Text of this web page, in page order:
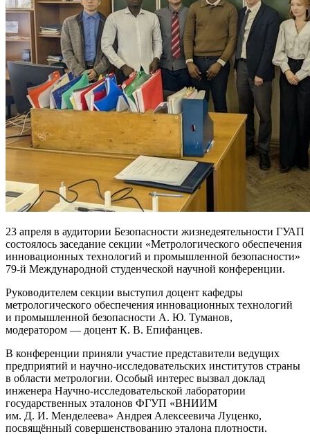
23 апреля в аудитории Безопасности жизнедеятельности ГУАП
состоялось заседание секции «Метрологического обеспечения
инновационных технологий и промышленной безопасности»
79-й Международной студенческой научной конференции.
Руководителем секции выступил доцент кафедры
метрологического обеспечения инновационных технологий
и промышленной безопасности А. Ю. Туманов,
модератором — доцент К. В. Епифанцев.
В конференции приняли участие представители ведущих
предприятий и научно-исследовательских институтов страны
в области метрологии. Особый интерес вызвал доклад
инженера Научно-исследовательской лаборатории
государственных эталонов ФГУП «ВНИИМ
им. Д. И. Менделеева» Андрея Алексеевича Луценко,
посвящённый совершенствованию эталона плотности.